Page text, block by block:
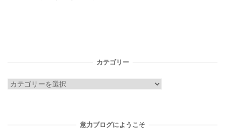
カテゴリー
カ
意力ブログにようこそ